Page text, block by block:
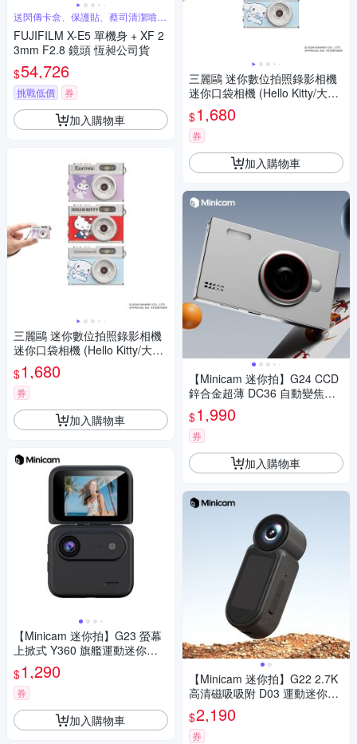
送閃傳卡盒、保護貼、蔡司清潔噴霧
組
FUJIFILM X-E5 單機身 + XF 2
3mm F2.8 鏡頭 恆昶公司貨
$54,726
挑戰低價 券
加入購物車
三麗鷗 迷你數位拍照錄影相機
迷你口袋相機 (Hello Kitty/大耳
狗/酷洛米)
$1,680
券
加入購物車
【Minicam 迷你拍】G23 螢幕
上掀式 Y360 旗艦運動迷你相
機
$1,290
券
加入購物車
三麗鷗 迷你數位拍照錄影相機
迷你口袋相機 (Hello Kitty/大耳
狗/酷洛米)
$1,680
券
加入購物車
【Minicam 迷你拍】G24 CCD
鋅合金超薄 DC36 自動變焦數
位相機
$1,990
券
加入購物車
【Minicam 迷你拍】G22 2.7K
高清磁吸吸附 D03 運動迷你相
機
$2,190
券